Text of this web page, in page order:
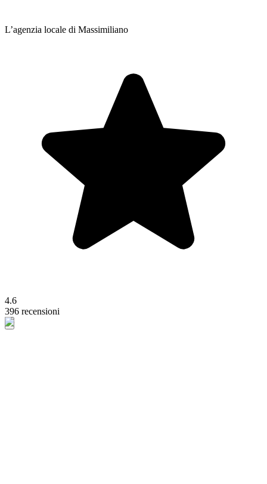
L’agenzia locale di Massimiliano
4.6
396 recensioni